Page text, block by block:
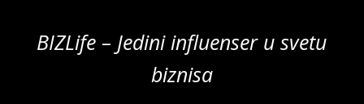
BIZLife – Jedini influenser u svetu
biznisa